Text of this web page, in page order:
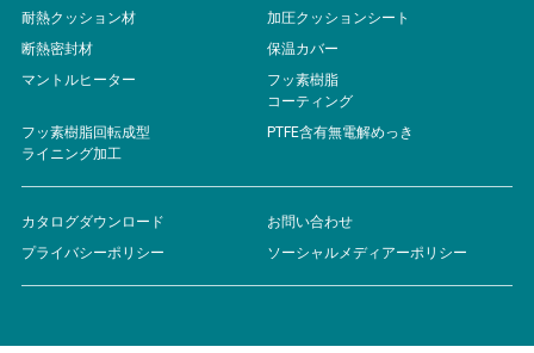
耐熱クッション材
加圧クッションシート
断熱密封材
保温カバー
マントルヒーター
フッ素樹脂
コーティング
フッ素樹脂回転成型
ライニング加工
PTFE含有無電解めっき
カタログダウンロード
お問い合わせ
プライバシーポリシー
ソーシャルメディアーポリシー